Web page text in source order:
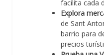
facilita cada
Explora
de Sant
barrio para
precios